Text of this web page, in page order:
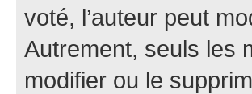
voté, l’auteur peut
Autrement, seuls les
modifier ou le